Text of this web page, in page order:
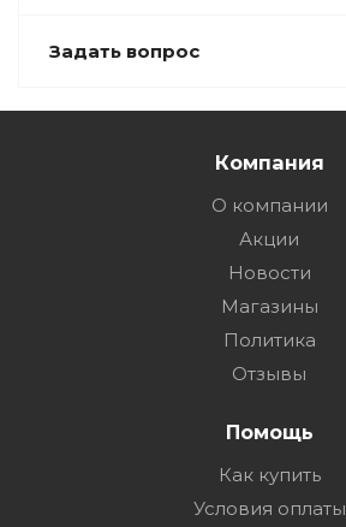
Задать вопрос
Компания
О компании
Акции
Новости
Магазины
Политика
Отзывы
Помощь
Как купить
Условия оплаты